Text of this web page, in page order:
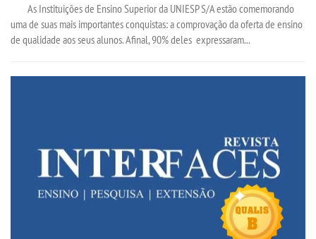
As Instituições de Ensino Superior da UNIESP S/A estão comemorando
uma de suas mais importantes conquistas: a comprovação da oferta de ensino
de qualidade aos seus alunos. Afinal, 90% deles expressaram...